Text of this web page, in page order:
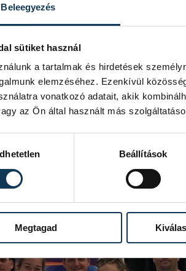
Beleegyezés
sütiket használ
a tartalmak és hirdetések
elemzéséhez. Ezenkívül
vonatkozó adatait, akik
az Ön által használt más
Beállítások
Megtagad